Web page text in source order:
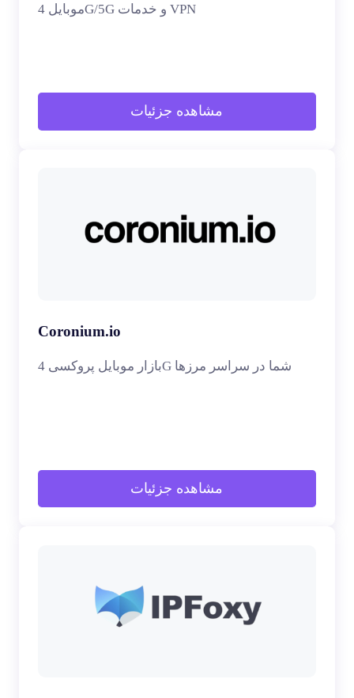
موبایل 4G/5G و خدمات VPN
مشاهده جزئیات
Coronium.io
بازار موبایل پروکسی 4G شما در سراسر مرزها
مشاهده جزئیات